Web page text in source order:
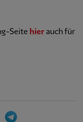
Seite hierauch für